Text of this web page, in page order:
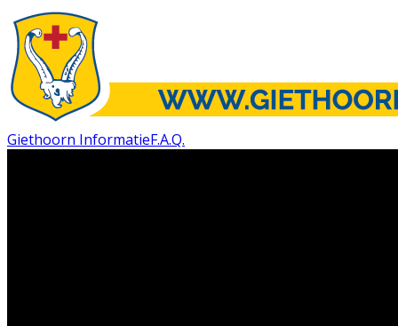
Giethoorn InformatieF.A.Q.